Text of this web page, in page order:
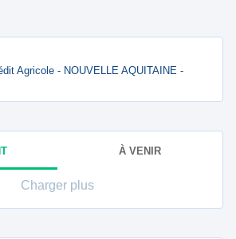
Agricole - NOUVELLE AQUITAINE -
À VENIR
Charger plus